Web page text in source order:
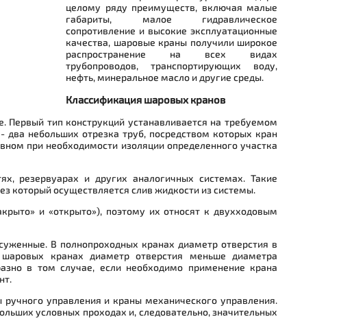
целому ряду преимуществ, включая малые
габариты, малое гидравлическое
сопротивление и высокие эксплуатационные
качества, шаровые краны получили широкое
распространение на всех видах
трубопроводов, транспортирующих воду,
нефть, минеральное масло и другие среды.
Классификация шаровых кранов
тип конструкций устанавливается на требуемом
небольших отрезка труб, посредством которых кран
при необходимости изоляции определенного участка
резервуарах и других аналогичных системах. Такие
который осуществляется слив жидкости из системы.
и «открыто»), поэтому их относят к двухходовым
В полнопроходных кранах диаметр отверстия в
кранах диаметр отверстия меньше диаметра
в том случае, если необходимо применение крана
управления и краны механического управления.
условных проходах и, следовательно, значительных